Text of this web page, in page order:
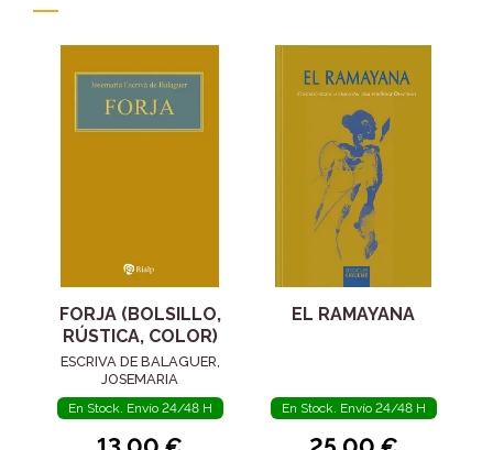
FORJA (BOLSILLO,
RÚSTICA, COLOR)
ESCRIVA DE BALAGUER,
JOSEMARIA
En Stock. Envío 24/48 H
EL RAMAYANA
En Stock. Envío 24/48 H